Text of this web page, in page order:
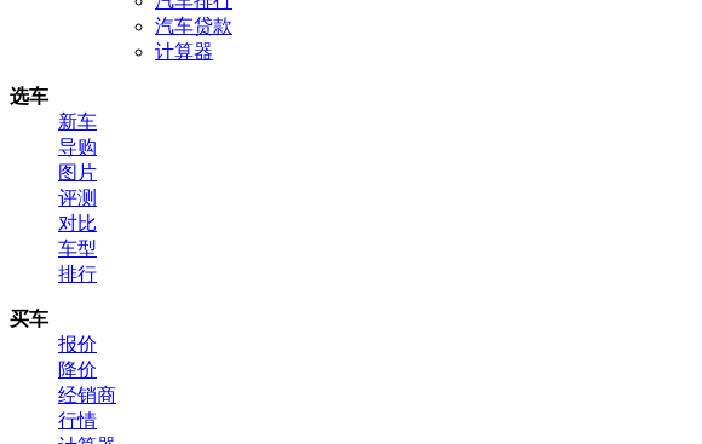
汽车贷款
计算器
选车
新车
导购
图片
评测
对比
车型
排行
买车
报价
降价
经销商
行情